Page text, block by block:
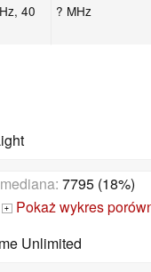
40
? MHz
7795 (18%)
+ Pokaż wykres
Unlimited